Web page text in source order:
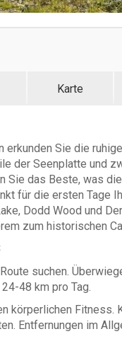
Karte
erkunden Sie die
der Seenplatte und
Sie das Beste, was
für die ersten Tage
Dodd Wood und
zum historischen
suchen.
48 km pro Tag.
körperlichen
Entfernungen im